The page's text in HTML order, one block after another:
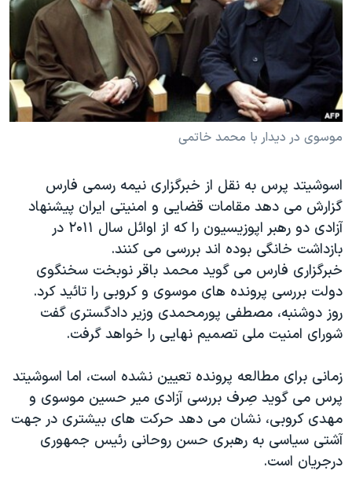
فرهنگ و زندگی
حقوق شهروندی
اقتصادی
علم و فناوری
آرشیو پخش زنده
انتخابات ریاست جمهوری آمریکا ۲۰۲۴
حمله جمهوری اسلامی به اسرائیل
رمز مهسا
مجموعه مستندهای دادخواهی
تریبونال مردمی آبان ۹۸
دادگاه حمید نوری
چهل سال گروگان‌گیری
قانون شفافیت دارائی کادر رهبری ایران
اعتراضات مردمی آبان ۹۸
نرگس محمدی برنده جایزه نوبل صلح
همایش محافظه‌کاران آمریکا «سی‌پک»
صفحه‌های ویژه
سفر پرزیدنت ترامپ به چین
دنبال کنید
زبانهای مختلف
موسوی در دیدار با محمد خاتمی
اسوشیتد پرس به نقل از خبرگزاری نیمه رسمی فارس
گزارش می دهد مقامات قضایی و امنیتی ایران پیشنهاد
آزادی دو رهبر اپوزیسیون را که از اوائل سال ۲۰۱۱ در
بازداشت خانگی بوده اند بررسی می کنند.
خبرگزاری فارس می گوید محمد باقر نوبخت سخنگوی
دولت بررسی پرونده های موسوی و کروبی را تائید کرد.
روز دوشنبه، مصطفی پورمحمدی وزیر دادگستری گفت
شورای امنیت ملی تصمیم نهایی را خواهد گرفت.
زمانی برای مطالعه پرونده تعیین نشده است، اما اسوشیتد
پرس می گوید صِرف بررسی آزادی میر حسین موسوی و
مهدی کروبی، نشان می دهد حرکت های بیشتری در جهت
آشتی سیاسی به رهبری حسن روحانی رئیس جمهوری
درجریان است.